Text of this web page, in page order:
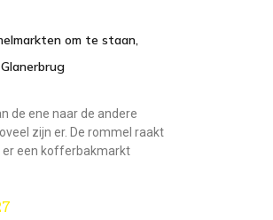
om te staan,
de ene naar de andere
zijn er. De rommel raakt
er een kofferbakmarkt